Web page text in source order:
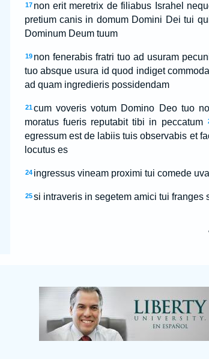
17 non erit meretrix de filiabus Israhel
pretium canis in domum Domini Dei tui
Dominum Deum tuum
19 non fenerabis fratri tuo ad usuram
tuo absque usura id quod indiget
ad quam ingredieris possidendam
21 cum voveris votum Domino Deo tuo
moratus fueris reputabit tibi in peccatum
egressum est de labiis tuis observabis et
locutus es
24 ingressus vineam proximi tui comede
25 si intraveris in segetem amici tui franges